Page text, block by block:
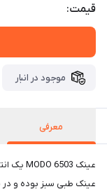
قیمت:
موجود در انبار
معرفی